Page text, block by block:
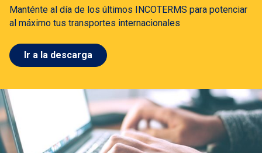
Manténte al día de los últimos INCOTERMS para potenciar
al máximo tus transportes internacionales
Ir a la descarga